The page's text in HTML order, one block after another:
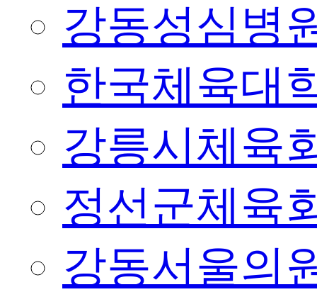
강동성심병
한국체육대
강릉시체육
정선군체육
강동서울의